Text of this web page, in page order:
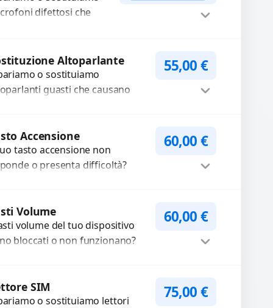
difettosi che
chiamate. Diagnosi
e ricambi di...
PreventivoAltoparlante
o sostituiamo
guasti che causano
per 3...
55,00€
Accensione
tasto accensione non
o presenta difficoltà?
utilizzando
di...
60,00€
Volume
volume del tuo dispositivo
bloccati o non funzionano?
60,00€
SIM
o sostituiamo lettori
75,00€